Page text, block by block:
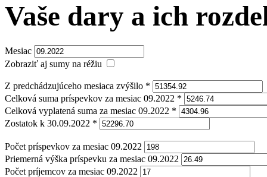
Vaše dary a ich
Mesiac
Zobraziť aj sumy na réžiu
Z predchádzujúceho mesiaca zvýšilo *
Celková suma príspevkov za mesiac 09.2022 *
Celková vyplatená suma za mesiac 09.2022 *
Zostatok k 30.09.2022 *
Počet príspevkov za mesiac 09.2022
Priemerná výška príspevku za mesiac 09.2022
Počet príjemcov za mesiac 09.2022